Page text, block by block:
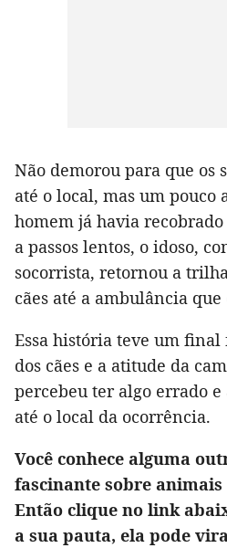
Não demorou para que os
até o local, mas um pouco
homem já havia
a passos lentos, o idoso,
socorrista, retornou a
cães até a ambulância que
Essa história teve um final
dos cães e a atitude da
percebeu ter algo errado
até o local da ocorrência.
Você conhece alguma
fascinante sobre animais
Então clique no link
a sua pauta, ela pode